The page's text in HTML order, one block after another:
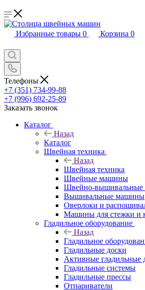
Избранные товары 0 Корзина 0
Телефоны
+7 (351) 734-99-88
+7 (996) 692-25-89
Заказать звонок
Каталог
Назад
Каталог
Швейная техника
Назад
Швейная техника
Швейные машины
Швейно-
Вышивальные машины
Оверлоки и
Машины для стежки и
Гладильное оборудование
Назад
Гладильное
Гладильные доски
Активные гладильные
Гладильные системы
Гладильные прессы
Отпариватели